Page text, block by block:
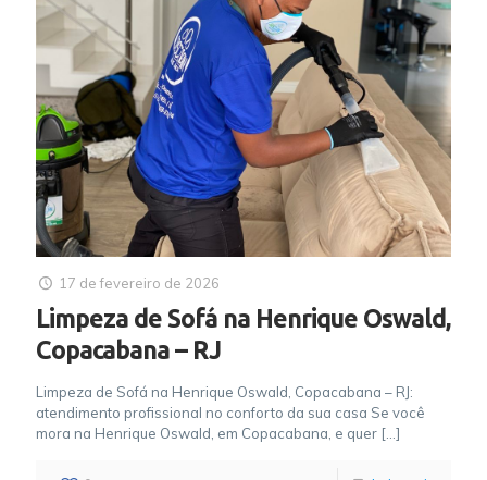
17 de fevereiro de 2026
Limpeza de Sofá na Henrique Oswald,
Copacabana – RJ
Limpeza de Sofá na Henrique Oswald, Copacabana – RJ:
atendimento profissional no conforto da sua casa Se você
mora na Henrique Oswald, em Copacabana, e quer […]